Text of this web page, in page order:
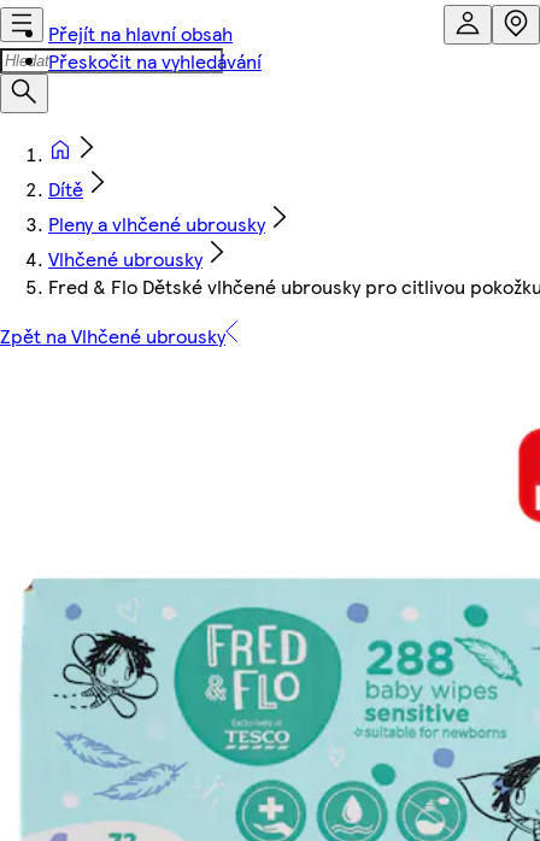
Přejít na hlavní obsah
Přeskočit na vyhledávání
Dítě
Pleny a vlhčené ubrousky
Vlhčené ubrousky
Fred & Flo Dětské vlhčené ubrousky pro citlivou
Zpět na Vlhčené ubrousky